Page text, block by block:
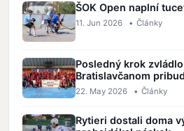
ŠOK Open naplní
11. Jun 2026 • Články
Posledný krok
Bratislavčanom
22. May 2026 • Články
Rytieri dostali doma